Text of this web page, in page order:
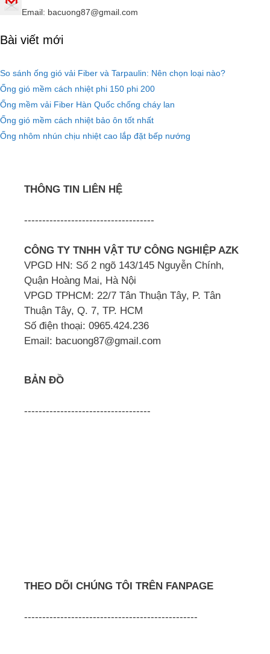
Email: bacuong87@gmail.com
Bài viết mới
So sánh ống gió vải Fiber và Tarpaulin: Nên chọn loại nào?
Ống gió mềm cách nhiệt phi 150 phi 200
Ống mềm vải Fiber Hàn Quốc chống cháy lan
Ống gió mềm cách nhiệt bảo ôn tốt nhất
Ống nhôm nhún chịu nhiệt cao lắp đặt bếp nướng
THÔNG TIN LIÊN HỆ
------------------------------------
CÔNG TY TNHH VẬT TƯ CÔNG NGHIỆP AZK
VPGD HN: Số 2 ngõ 143/145 Nguyễn Chính,
Quận Hoàng Mai, Hà Nội
VPGD TPHCM: 22/7 Tân Thuận Tây, P. Tân
Thuận Tây, Q. 7, TP. HCM
Số điện thoại: 0965.424.236
Email: bacuong87@gmail.com
BẢN ĐỒ
-----------------------------------
THEO DÕI CHÚNG TÔI TRÊN FANPAGE
------------------------------------------------